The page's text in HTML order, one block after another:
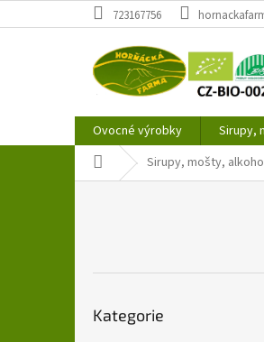
na
723167756
Ovocné výrobky Sirupy,
Domů Sirupy, mošty,
kategorie
Kategorie